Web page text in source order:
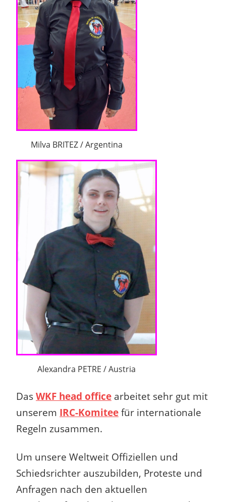
Milva BRITEZ / Argentina
Alexandra PETRE / Austria
Das WKF head office arbeitet sehr gut mit
unserem IRC-Komitee für internationale
Regeln zusammen.
Um unsere Weltweit Offiziellen und
Schiedsrichter auszubilden, Proteste und
Anfragen nach den aktuellen